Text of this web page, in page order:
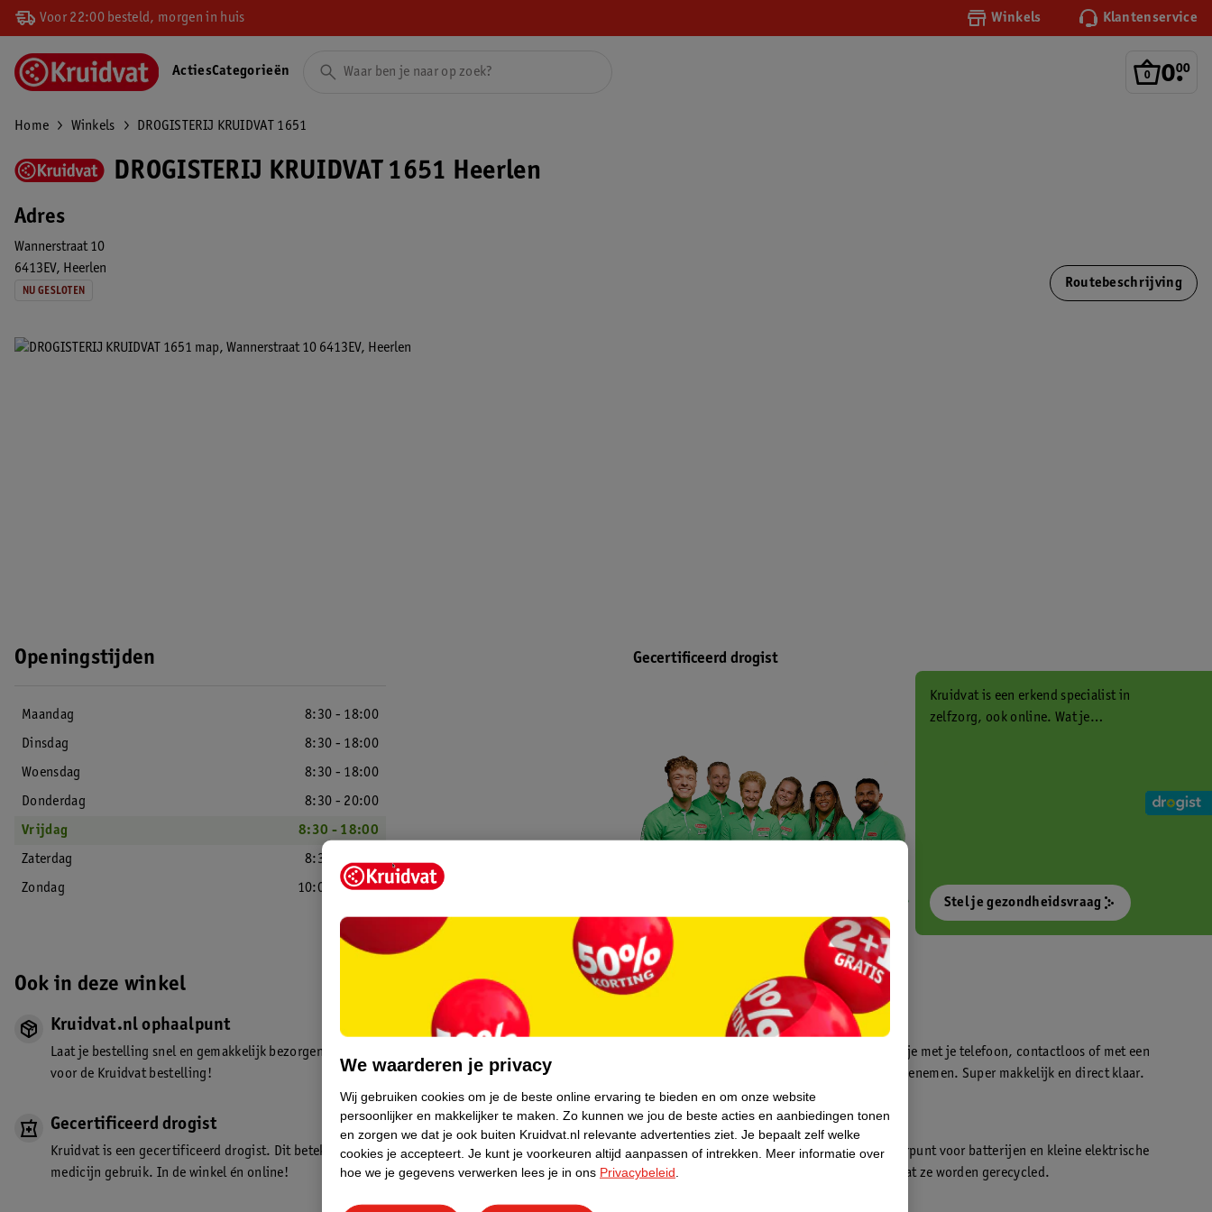
Voor 22:00 besteld, morgen in huis Winkels Klantenservice
0.
00
ActiesCategorieën
Home Winkels DROGISTERIJ KRUIDVAT 1651
DROGISTERIJ KRUIDVAT 1651 Heerlen
Adres
Wannerstraat 10
6413EV
Heerlen
NU GESLOTEN
Routebeschrijving
Openingstijden
Maandag
8:30 - 18:00
Dinsdag
8:30 - 18:00
Woensdag
8:30 - 18:00
Donderdag
8:30 - 20:00
Vrijdag
8:30 - 18:00
Zaterdag
8:30 - 18:00
Zondag
10:00 - 17:00
Gecertificeerd drogist
Kruidvat is een erkend specialist in
zelfzorg, ook online. Wat je
Stel je gezondheidsvraag
Ook in deze winkel
Kruidvat.nl ophaalpunt
Laat je bestelling snel en gemakkelijk bezorgen in de winkel. Zo hoef je niet thuis te blijven
voor de Kruidvat bestelling!
Gecertificeerd drogist
Kruidvat is een gecertificeerd drogist. Dit betekent dat je deskundig advies krijgt over
medicijn gebruik. In de winkel én online!
Kruidvat fotokiosk
In de winkel vind je een fotokiosk waarmee je met je telefoon, contactloos of met een
geheugenkaartje, jouw foto’s direct kan meenemen. Super makkelijk en direct klaar.
WeCycle inleverpunt
In deze Kruidvat vind je een WeCycle inleverpunt voor batterijen en kleine elektrische
apparaten. Deze kan je gratis inleveren zodat ze worden gerecycled.
We waarderen je privacy
Wij gebruiken cookies om je de beste online ervaring te bieden en om onze website
persoonlijker en makkelijker te maken. Zo kunnen we jou de beste acties en aanbiedingen tonen
en zorgen we dat je ook buiten Kruidvat.nl relevante advertenties ziet. Je bepaalt zelf welke
cookies je accepteert. Je kunt je voorkeuren altijd aanpassen of intrekken.
Meer informatie over
hoe we je gegevens verwerken lees je in ons Privacybeleid